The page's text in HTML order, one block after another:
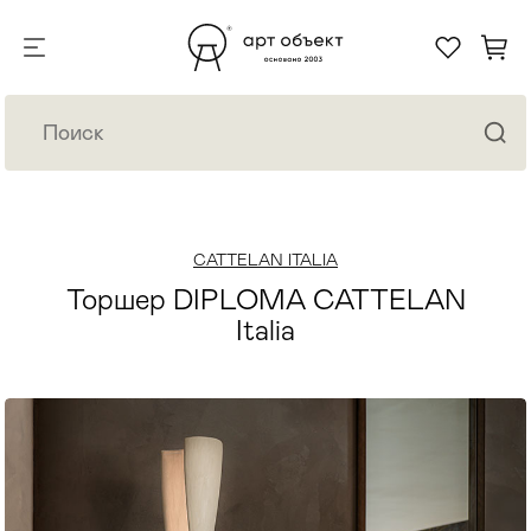
CATTELAN ITALIA
Торшер DIPLOMA CATTELAN
Italia